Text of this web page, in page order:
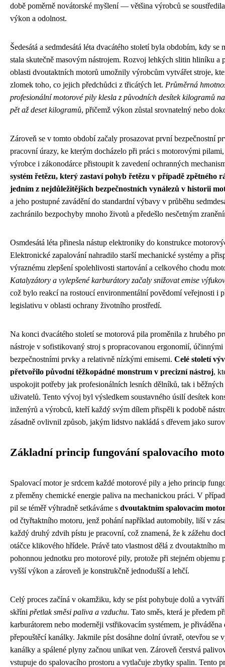
době poměrně novátorské myšlení — většina výrobců se
výkon a odolnost.
Šedesátá a sedmdesátá léta dvacátého století byla obdobím, kdy se
stala skutečně masovým nástrojem. Rozvoj lehkých slitin hliníku a
oblasti dvoutaktních motorů umožnily výrobcům vytvářet stroje,
zlomek toho, co jejich předchůdci z třicátých let. Průměrná
profesionální motorové pily klesla z původních desítek kilogramů
pět až deset kilogramů, přičemž výkon zůstal srovnatelný nebo
Zároveň se v tomto období začaly prosazovat první bezpečnostní
pracovní úrazy, ke kterým docházelo při práci s motorovými
výrobce i zákonodárce přistoupit k zavedení ochranných
systém řetězu, který zastaví pohyb řetězu v případě zpětného
jedním z nejdůležitějších bezpečnostních vynálezů v historii
a jeho postupné zavádění do standardní výbavy v průběhu
zachránilo bezpochyby mnoho životů a předešlo nesčetným
Osmdesátá léta přinesla nástup elektroniky do konstrukce
Elektronické zapalování nahradilo starší mechanické systémy a
výraznému zlepšení spolehlivosti startování a celkového chodu
Katalyzátory a vylepšené karburátory začaly snižovat emise
což bylo reakcí na rostoucí environmentální povědomí veřejnosti i
legislativu v oblasti ochrany životního prostředí.
Na konci dvacátého století se motorová pila proměnila z hrubého
nástroje v sofistikovaný stroj s propracovanou ergonomií, účinnými
bezpečnostními prvky a relativně nízkými emisemi. Celé století
přetvořilo původní těžkopádné monstrum v precizní nástroj,
uspokojit potřeby jak profesionálních lesních dělníků, tak i
uživatelů. Tento vývoj byl výsledkem soustavného úsilí desítek
inženýrů a výrobců, kteří každý svým dílem přispěli k podobě
zásadně ovlivnil způsob, jakým lidstvo nakládá s dřevem jako
Základní princip fungování spalovacího
Spalovací motor je srdcem každé motorové pily a jeho princip
z přeměny chemické energie paliva na mechanickou práci. V
pil se téměř výhradně setkáváme s dvoutaktním spalovacím
od čtyřtaktního motoru, jenž pohání například automobily, liší v
každý druhý zdvih pístu je pracovní, což znamená, že k zážehu
otáčce klikového hřídele. Právě tato vlastnost dělá z dvoutaktního
pohonnou jednotku pro motorové pily, protože při stejném objemu
vyšší výkon a zároveň je konstrukčně jednodušší a lehčí.
Celý proces začíná v okamžiku, kdy se píst pohybuje dolů a
skříni přetlak směsi paliva a vzduchu. Tato směs, která je předem
karburátorem nebo moderněji vstřikovacím systémem, je přiváděna
přepouštěcí kanálky. Jakmile píst dosáhne dolní úvratě, otevřou se
kanálky a spálené plyny začnou unikat ven. Zároveň čerstvá
vstupuje do spalovacího prostoru a vytlačuje zbytky spalin. Tento